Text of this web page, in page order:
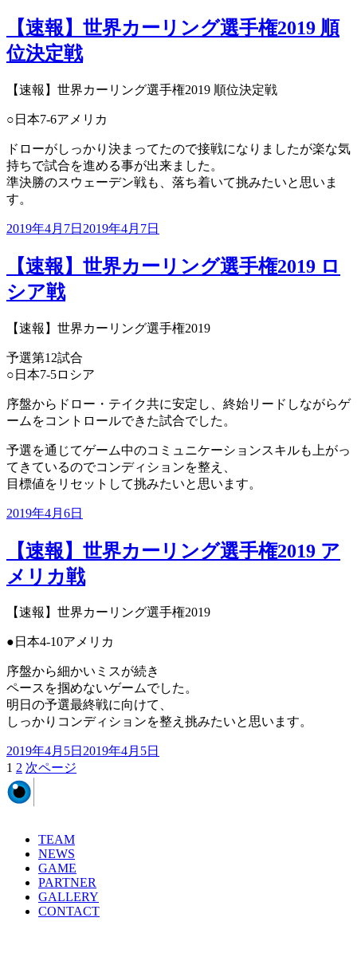
日:【速報】世界カーリング選手権2019 順
位決定戦
【速報】世界カーリング選手権2019 順位決定戦
○日本7-6アメリカ
ドローがしっかり決まってたので接戦になりましたが楽な気
持ちで試合を進める事が出来ました。
準決勝のスウェーデン戦も、落ち着いて挑みたいと思いま
す。
投
日:
2019年4月7日 2019年4月7日
【速報】世界カーリング選手権2019 ロ
シア戦
【速報】世界カーリング選手権2019
予選第12試合
○日本7-5ロシア
序盤からドロー・テイク共に安定し、終始リードしながらゲ
ームをコントロールできた試合でした。
予選を通じてゲーム中のコミュニケーションスキルも上がっ
てきているのでコンディションを整え、
目標値をリセットして挑みたいと思います。
投
日:
2019年4月6日
【速報】世界カーリング選手権2019 ア
メリカ戦
【速報】世界カーリング選手権2019
●日本4-10アメリカ
序盤から細かいミスが続き
ペースを掴めないゲームでした。
明日の予選最終戦に向けて、
しっかりコンディションを整え挑みたいと思います。
投
稿
日:
2019年4月5日 2019年4月5日
投
稿
ペ
ー
ジ
1 ペ
ー
ジ
2 次ページ
TEAM
NEWS
GAME
PARTNER
GALLERY
CONTACT